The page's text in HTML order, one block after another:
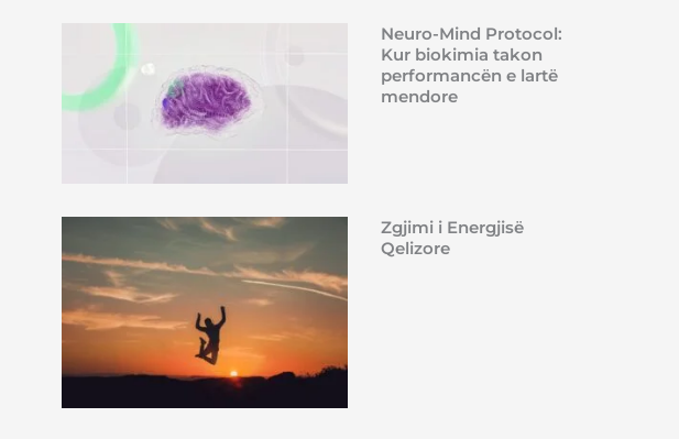
Neuro-Mind Protocol:
Kur biokimia takon
performancën e lartë
mendore
Zgjimi i Energjisë
Qelizore